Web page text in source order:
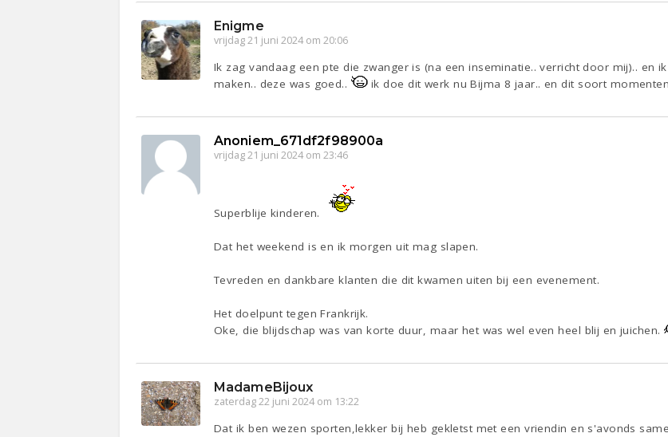
Enigme
vrijdag 21 juni 2024 om 20:06
Ik zag vandaag een pte die zwanger is (na een inseminatie.. verricht door mij).. en
maken.. deze was goed..
ik doe dit werk nu Bijma 8 jaar.. en dit soort
Anoniem_671df2f98900a
vrijdag 21 juni 2024 om 23:46
Superblije kinderen.
Dat het weekend is en ik morgen uit mag slapen.
Tevreden en dankbare klanten die dit kwamen uiten bij een evenement.
Het doelpunt tegen Frankrijk.
Oke, die blijdschap was van korte duur, maar het was wel even heel blij en juichen.
MadameBijoux
zaterdag 22 juni 2024 om 13:22
Dat ik ben wezen sporten,lekker bij heb gekletst met een vriendin en s'avonds